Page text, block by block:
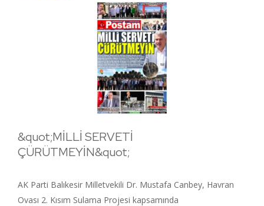
&quot;MİLLİ SERVETİ
ÇÜRÜTMEYİN&quot;
AK Parti Balıkesir Milletvekili Dr. Mustafa Canbey, Havran
Ovası 2. Kısım Sulama Projesi kapsamında